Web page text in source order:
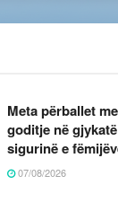
Meta përballet
goditje në
sigurinë e
07/08/2026